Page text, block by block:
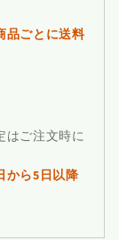
品ごとに送料
はご注文時に
から5日以降